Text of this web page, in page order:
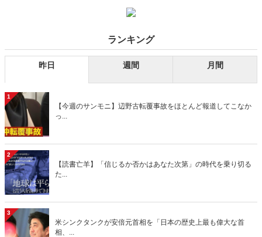
ランキング
昨日 週間 月間
1
【今週のサンモニ】辺野古転覆事故をほとんど報道してこなか
っ...
2
【読書亡羊】「信じるか否かはあなた次第」の時代を乗り切る
た...
3
米シンクタンクが安倍元首相を「日本の歴史上最も偉大な首
相、...